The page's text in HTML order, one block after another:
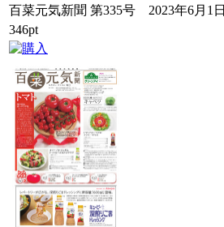
百菜元気新聞 第335号 2023年6月1日
346pt